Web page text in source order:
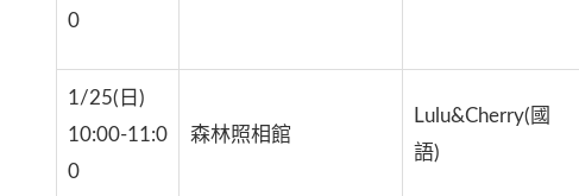
0
1/25(日)
10:00-11:0
0
森林照相館
Lulu&Cherry(國
語)